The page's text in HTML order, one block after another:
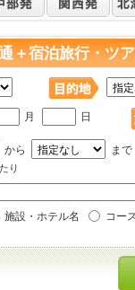
＋宿泊旅行・ツ
月 日
から まで
り
施設・ホテル名 コー